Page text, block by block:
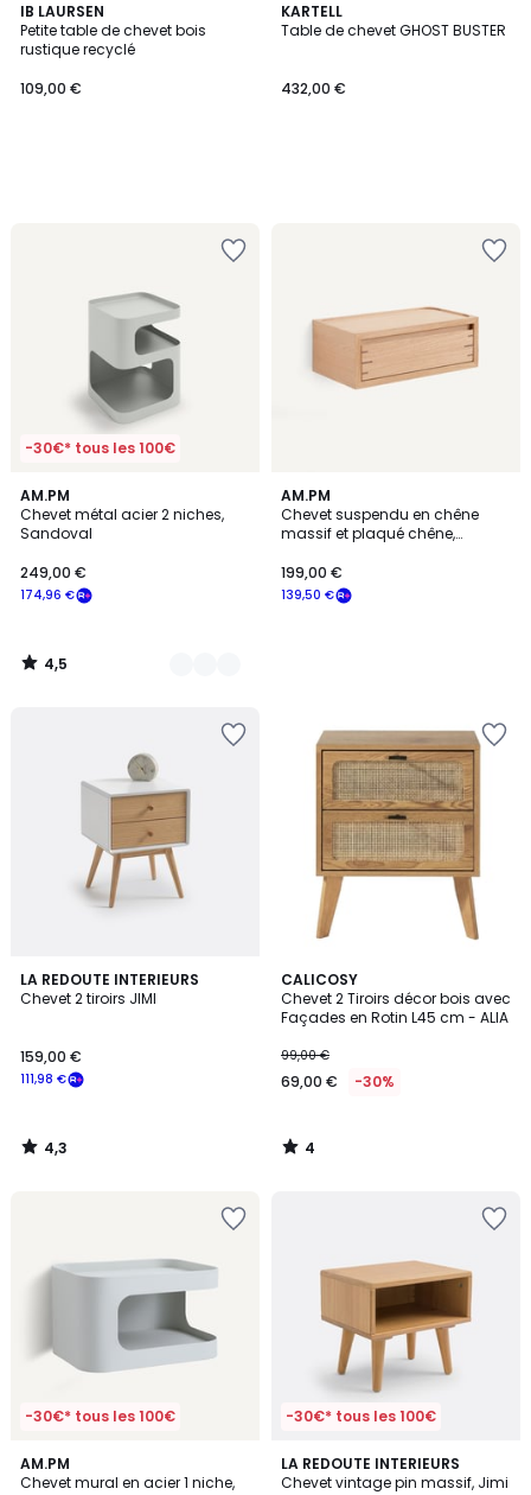
IB LAURSEN
Petite table de chevet bois
rustique recyclé
109,00 €
KARTELL
Table de chevet GHOST BUSTER
432,00 €
-30€* tous les 100€
AM.PM
Chevet métal acier 2 niches,
Sandoval
174,96 €
249,00 €
4,5
/ 5
2
Couleurs
4,5
/
AM.PM
Chevet suspendu en chêne
massif et plaqué chêne,
139,50 €
199,00 €
LA REDOUTE INTERIEURS
Chevet 2 tiroirs JIMI
111,98 €
159,00 €
4,3
/ 5
4,3
/
CALICOSY
Chevet 2 Tiroirs décor bois avec
Façades en Rotin L45 cm - ALIA
99,00 €
69,00 € -30%
4
/
5
4
/
-30€* tous les 100€
AM.PM
Chevet mural en acier 1 niche,
5
/
3
Couleurs
-30€* tous les 100€
LA REDOUTE INTERIEURS
Chevet vintage pin massif, Jimi
4,2
/ 5